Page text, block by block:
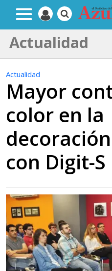
Actualidad
Actualidad
Mayor
color en la
con Digit-S